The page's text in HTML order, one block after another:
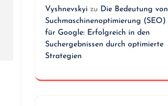
Vyshnevskyi zu Die Bedeutung von
Suchmaschinenoptimierung (SEO)
für Google: Erfolgreich in den
Suchergebnissen durch optimierte
Strategien